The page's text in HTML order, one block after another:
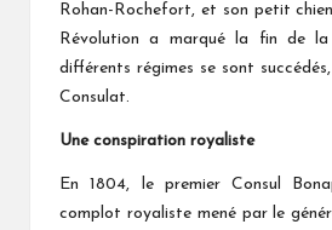
Rohan-Rochefort, et son petit
Révolution a marqué la fin de la
différents régimes se sont
Consulat.
Une conspiration royaliste
En 1804, le premier Consul
complot royaliste mené par le